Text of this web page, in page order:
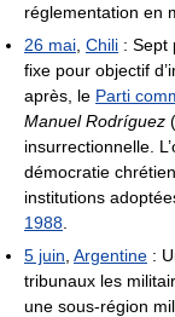
réglementation en
26 mai, Chili : Sept
fixe pour objectif
après, le Parti
Manuel Rodríguez
insurrectionnelle.
démocratie
institutions
1988.
5 juin, Argentine :
tribunaux les
une sous-région